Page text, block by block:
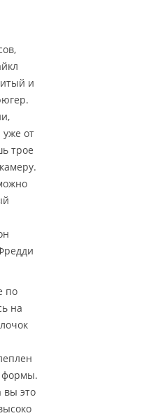
и
уже от
трое
по
на
формы.
вы это